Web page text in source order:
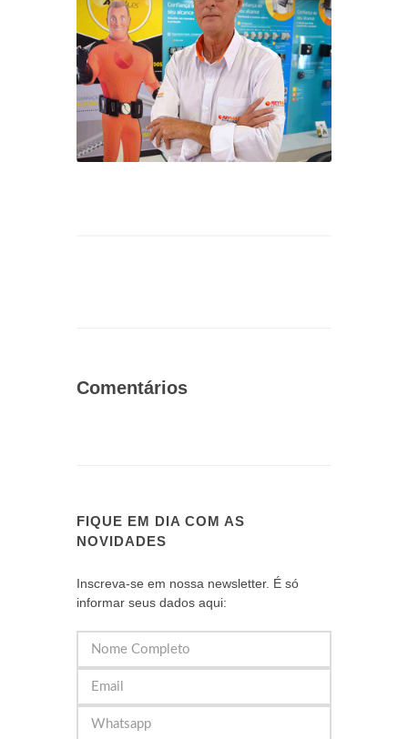
Comentários
FIQUE EM DIA COM AS
NOVIDADES
Inscreva-se em nossa newsletter. É só
informar seus dados aqui: